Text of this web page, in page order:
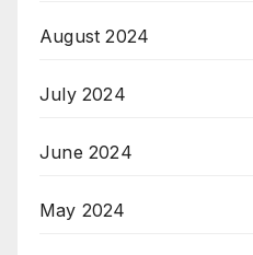
August 2024
July 2024
June 2024
May 2024